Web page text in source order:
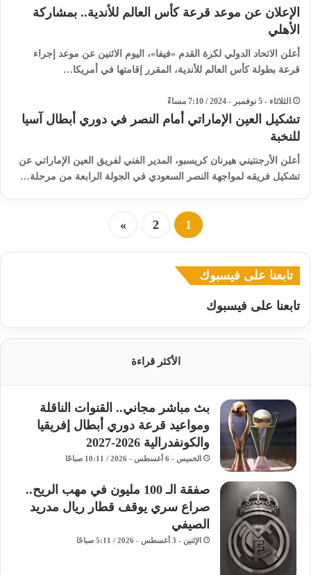
الإعلان عن موعد قرعة كأس العالم للأندية.. بمشاركة
الأهلي
أعلن الاتحاد الدولي لكرة القدم «فيفا»، اليوم الاثنين عن موعد إجراء
قرعة بطولة كأس العالم للأندية، المقرر إقامتها في أمريكا…
الثلاثاء - 5 نوفمبر - 2024 / 7:10 مساءً
تشكيل العين الإماراتي أمام النصر في دوري أبطال آسيا
للنخبة
أعلن الأرجنتيني هيرنان كريسبو، المدير الفني لفريق العين الإماراتي عن
تشكيل فريقه لمواجهة النصر السعودي في الجولة الرابعة من مرحلة…
1
2
»
تابعنا على فيسبوك
تابعنا على فيسبوك
الأكثر قراءة
بث مباشر مجاني.. القنوات الناقلة
ومواعيد قرعة دوري أبطال إفريقيا
والكونفدرالية 2026-2027
الخميس - 6 أغسطس - 2026 / 10:11 صباحًا
صفقة الـ 100 مليون في مهب الريح..
صراع سري يوقف قطار ريال مدريد
الصيفي
الإثنين - 3 أغسطس - 2026 / 5:11 صباحًا